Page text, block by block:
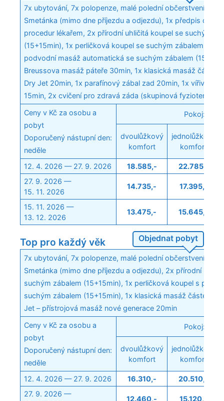
7x ubytování, 7x polopenze, malé polední občerstvení v
Smetánka (mimo dne příjezdu a odjezdu), 1x předpis
procedur lékařem, 2x přírodní uhličitá koupel se suchým
(15+15min), 1x perličková koupel se suchým zábalem
podvodní masáž automatická se suchým zábalem
Breussova masáž páteře 30min, 1x klasická masáž
Dry Jet 20min, 1x parafínový zábal zad 20min, 1x vířivá
15min, 2x cvičení pro zdravá záda (skupinová fyzioterapie,
Ceny v Kč za osobu a
pobyt
Doporučený nástupní den:
neděle
Pokoj:
dvoulůžkový
komfort
jednolůžkový
komfort
12. 4. 2026 — 27. 9. 2026 18.585,-
22.785,-
27. 9. 2026 —
15. 11. 2026
14.735,- 17.395,-
15. 11. 2026 —
13. 12. 2026
13.475,- 15.645,-
Top pro každý věk Objednat pobyt
7x ubytování, 7x polopenze, malé polední občerstvení v
Smetánka (mimo dne příjezdu a odjezdu), 2x přírodní
suchým zábalem (15+15min), 1x perličková koupel s
suchým zábalem (15+15min), 1x klasická masáž částečná
Jet – přístrojová masáž nové generace 20min
Ceny v Kč za osobu a
pobyt
Doporučený nástupní den:
neděle
Pokoj:
dvoulůžkový
komfort
jednolůžkový
komfort
12. 4. 2026 — 27. 9. 2026 16.310,-
20.510,-
27. 9. 2026 —
12.460,- 15.120,-